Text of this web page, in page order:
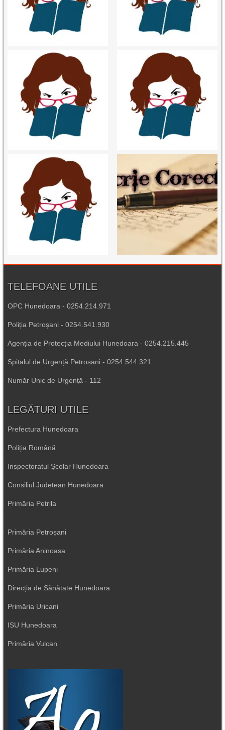
TELEFOANE UTILE
OPC Hunedoara - 0254.214.971
Poliția Petroșani - 0254.541.930
Agenția de Protecția Mediului Hunedoara - 0254.215.445
Spitalul de Urgență Petroșani - 0254.544.321
Număr Unic de Urgență - 112
LEGĂTURI UTILE
Prefectura Hunedoara
Poliția Română
Inspectoratul Școlar Hunedoara
Consiliul Județean Hunedoara
Primăria Petrila
Primăria Petroșani
Primăria Aninoasa
Primăria Lupeni
Direcția de Sănătate Hunedoara
Primăria Uricani
ISU Hunedoara
Primăria Vulcan